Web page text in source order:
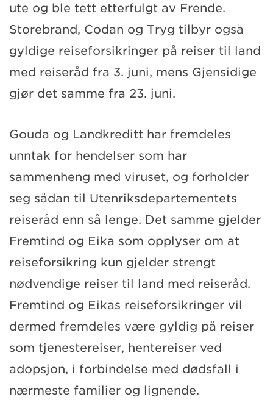
ute og ble tett etterfulgt av Frende.
Storebrand, Codan og Tryg tilbyr også
gyldige reiseforsikringer på reiser til land
med reiseråd fra 3. juni, mens Gjensidige
gjør det samme fra 23. juni.
Gouda og Landkreditt har fremdeles
unntak for hendelser som har
sammenheng med viruset, og forholder
seg sådan til Utenriksdepartementets
reiseråd enn så lenge. Det samme gjelder
Fremtind og Eika som opplyser om at
reiseforsikring kun gjelder strengt
nødvendige reiser til land med reiseråd.
Fremtind og Eikas reiseforsikringer vil
dermed fremdeles være gyldig på reiser
som tjenestereiser, hentereiser ved
adopsjon, i forbindelse med dødsfall i
nærmeste familier og lignende.